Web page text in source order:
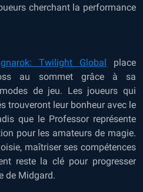
cherchant la performance
Twilight Global place
au sommet grâce à sa
de jeu. Les joueurs qui
trouveront leur bonheur avec le
que le Professor représente
pour les amateurs de magie.
maîtriser ses compétences
reste la clé pour progresser
de Midgard.